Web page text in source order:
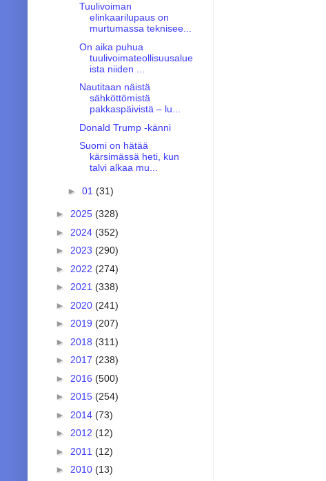
Tuulivoiman
elinkaarilupaus on
murtumassa teknisee...
On aika puhua
tuulivoimateollisuusalue
ista niiden ...
Nautitaan näistä
sähköttömistä
pakkaspäivistä – lu...
Donald Trump -känni
Suomi on hätää
kärsimässä heti, kun
talvi alkaa mu...
► 01 (31)
► 2025 (328)
► 2024 (352)
► 2023 (290)
► 2022 (274)
► 2021 (338)
► 2020 (241)
► 2019 (207)
► 2018 (311)
► 2017 (238)
► 2016 (500)
► 2015 (254)
► 2014 (73)
► 2012 (12)
► 2011 (12)
► 2010 (13)